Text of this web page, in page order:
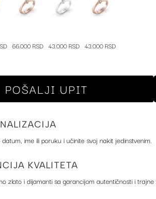
66.000 RSD 43.000 RSD 43.000 RSD
POŠALJI UPIT
ime ili poruku i učinite svoj nakit jedinstvenim.
KVALITETA
zlato i dijamanti sa garancijom autentičnosti i trajne